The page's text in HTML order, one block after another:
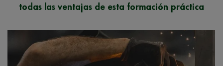
todas las ventajas de esta formación práctica